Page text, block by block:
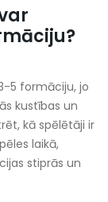
5 formāciju, jo
kustības un
kā spēlētāji ir
laikā,
stiprās un